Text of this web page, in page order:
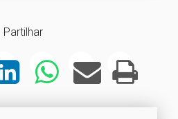
Partilhar